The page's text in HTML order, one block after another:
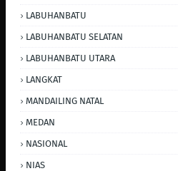
LABUHANBATU
LABUHANBATU SELATAN
LABUHANBATU UTARA
LANGKAT
MANDAILING NATAL
MEDAN
NASIONAL
NIAS